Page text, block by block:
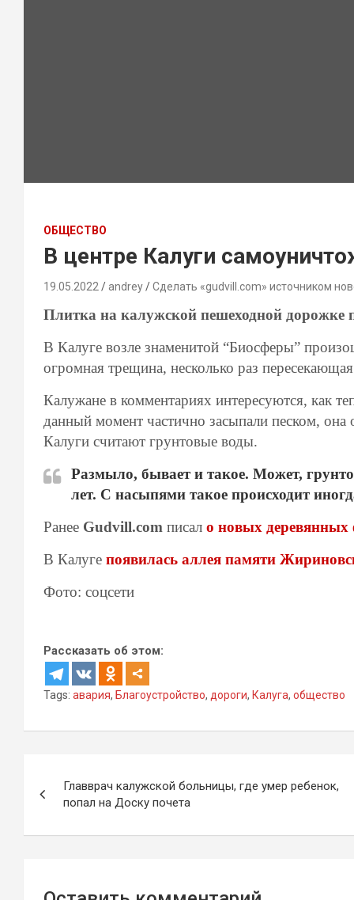
ОБЩЕСТВО
В центре Калуги
19.05.2022 andrey Сделать «gudvill.com» источником
Плитка на калужской пешеходной дорожке
В Калуге возле знаменитой “Биосферы”
огромная трещина, несколько раз
Калужане в комментариях интересуются, как
данный момент частично засыпали песком,
Калуги считают грунтовые воды.
Размыло, бывает и такое. Может,
лет. С насыпями такое происходит
Ранее Gudvill.com писал о новых деревянных
В Калуге появилась аллея памяти
Фото: соцсети
Рассказать об этом:
Tags: авария, Благоустройство, дороги, Калуга, общество
по
записям
Главврач калужской больницы, где умер ребенок,
попал на Доску почета